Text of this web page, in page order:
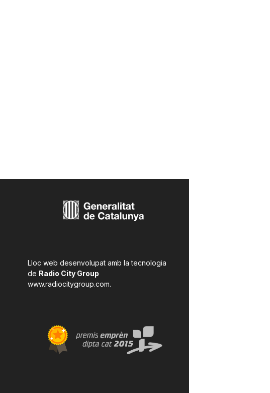
Lloc web desenvolupat amb la tecnologia
de Radio City Group
www.radiocitygroup.com.